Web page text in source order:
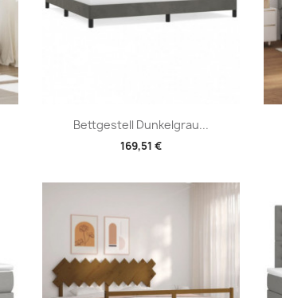
Bettgestell Dunkelgrau...
169,51 €
Vorschau